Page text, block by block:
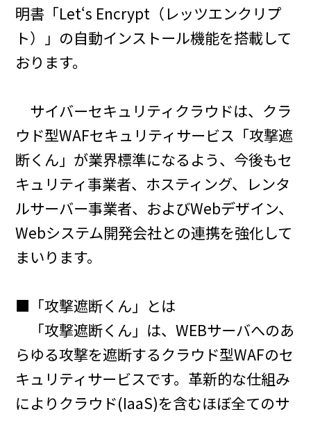
明書「Let‘s Encrypt（レッツエンクリプ
ト）」の自動インストール機能を搭載して
おります。
サイバーセキュリティクラウドは、クラ
ウド型WAFセキュリティサービス「攻撃遮
断くん」が業界標準になるよう、今後もセ
キュリティ事業者、ホスティング、レンタ
ルサーバー事業者、およびWebデザイン、
Webシステム開発会社との連携を強化して
まいります。
■「攻撃遮断くん」とは
「攻撃遮断くん」は、WEBサーバへのあ
らゆる攻撃を遮断するクラウド型WAFのセ
キュリティサービスです。革新的な仕組み
によりクラウド(IaaS)を含むほぼ全てのサ